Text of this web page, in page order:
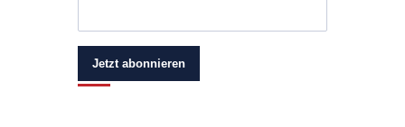
Jetzt abonnieren